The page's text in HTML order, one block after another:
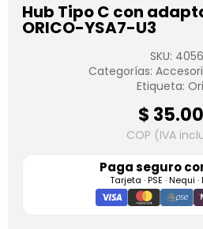
Hub Tipo C con
ORICO-YSA7-U3
SKU: 4056
Categorías:
Etiqueta:
$
COP (IVA
Paga seguro
Tarjeta · PSE · Nequi